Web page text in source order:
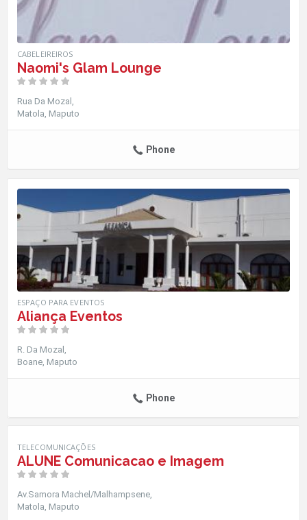
CABELEIREIROS
Naomi's Glam Lounge
Rua Da Mozal
Matola Maputo
Phone
ESPAÇO PARA EVENTOS
Aliança Eventos
R. Da Mozal
Boane Maputo
Phone
TELECOMUNICAÇÕES
ALUNE Comunicacao e Imagem
Av.Samora Machel/Malhampsene
Matola Maputo